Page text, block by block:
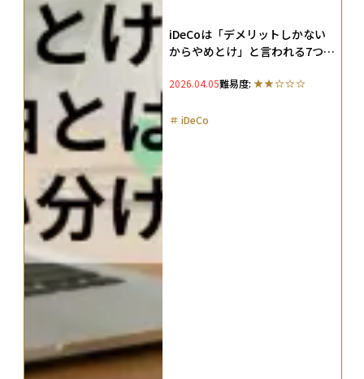
iDeCoは「デメリットしかない
からやめとけ」と言われる7つの
分け法を徹底解説
2026.04.05難易度:
＃ iDeCo